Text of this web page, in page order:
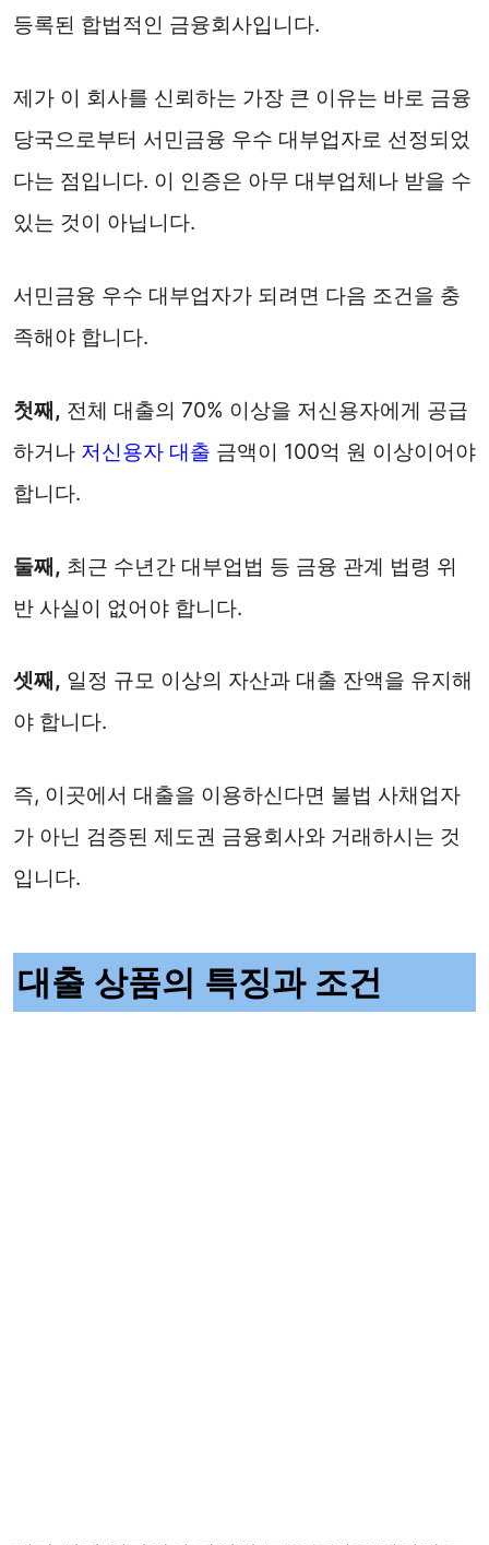
등록된 합법적인 금융회사입니다.
제가 이 회사를 신뢰하는 가장 큰 이유는 바로 금융
당국으로부터 서민금융 우수 대부업자로 선정되었
다는 점입니다. 이 인증은 아무 대부업체나 받을 수
있는 것이 아닙니다.
서민금융 우수 대부업자가 되려면 다음 조건을 충
족해야 합니다.
첫째, 전체 대출의 70% 이상을 저신용자에게 공급
하거나 저신용자 대출 금액이 100억 원 이상이어야
합니다.
둘째, 최근 수년간 대부업법 등 금융 관계 법령 위
반 사실이 없어야 합니다.
셋째, 일정 규모 이상의 자산과 대출 잔액을 유지해
야 합니다.
즉, 이곳에서 대출을 이용하신다면 불법 사채업자
가 아닌 검증된 제도권 금융회사와 거래하시는 것
입니다.
대출 상품의 특징과 조건